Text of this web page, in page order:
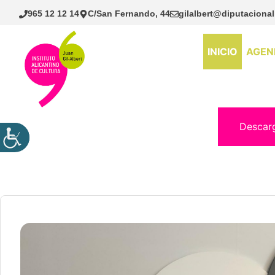
Saltar
965 12 12 14 C/San Fernando, 44
INICIO